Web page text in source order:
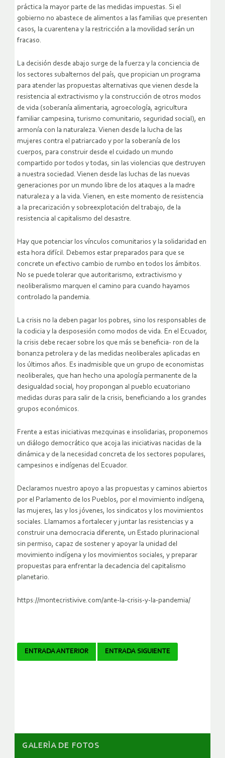
práctica la mayor parte de las medidas impuestas. Si el
gobierno no abastece de alimentos a las familias que presenten
casos, la cuarentena y la restricción a la movilidad serán un
fracaso.
La decisión desde abajo surge de la fuerza y la conciencia de
los sectores subalternos del país, que propician un programa
para atender las propuestas alternativas que vienen desde la
resistencia al extractivismo y la construcción de otros modos
de vida (soberanía alimentaria, agroecología, agricultura
familiar campesina, turismo comunitario, seguridad social), en
armonía con la naturaleza. Vienen desde la lucha de las
mujeres contra el patriarcado y por la soberanía de los
cuerpos, para construir desde el cuidado un mundo
compartido por todos y todas, sin las violencias que destruyen
a nuestra sociedad. Vienen desde las luchas de las nuevas
generaciones por un mundo libre de los ataques a la madre
naturaleza y a la vida. Vienen, en este momento de resistencia
a la precarización y sobreexplotación del trabajo, de la
resistencia al capitalismo del desastre.
Hay que potenciar los vínculos comunitarios y la solidaridad en
esta hora difícil. Debemos estar preparados para que se
concrete un efectivo cambio de rumbo en todos los ámbitos.
No se puede tolerar que autoritarismo, extractivismo y
neoliberalismo marquen el camino para cuando hayamos
controlado la pandemia.
La crisis no la deben pagar los pobres, sino los responsables de
la codicia y la desposesión como modos de vida. En el Ecuador,
la crisis debe recaer sobre los que más se beneficia- ron de la
bonanza petrolera y de las medidas neoliberales aplicadas en
los últimos años. Es inadmisible que un grupo de economistas
neoliberales, que han hecho una apología permanente de la
desigualdad social, hoy propongan al pueblo ecuatoriano
medidas duras para salir de la crisis, beneficiando a los grandes
grupos económicos.
Frente a estas iniciativas mezquinas e insolidarias, proponemos
un diálogo democrático que acoja las iniciativas nacidas de la
dinámica y de la necesidad concreta de los sectores populares,
campesinos e indígenas del Ecuador.
Declaramos nuestro apoyo a las propuestas y caminos abiertos
por el Parlamento de los Pueblos, por el movimiento indígena,
las mujeres, las y los jóvenes, los sindicatos y los movimientos
sociales. Llamamos a fortalecer y juntar las resistencias y a
construir una democracia diferente, un Estado plurinacional
sin permiso, capaz de sostener y apoyar la unidad del
movimiento indígena y los movimientos sociales, y preparar
propuestas para enfrentar la decadencia del capitalismo
planetario.
https://montecristivive.com/ante-la-crisis-y-la-pandemia/
Navegador
ENTRADA ANTERIOR ENTRADA SIGUIENTE
GALERÌA DE FOTOS